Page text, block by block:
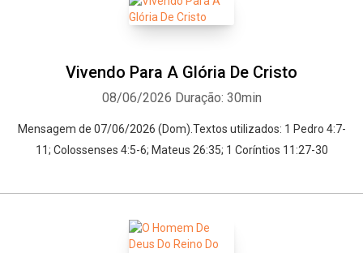
Vivendo Para A Glória De Cristo
08/06/2026 Duração: 30min
Mensagem de 07/06/2026 (Dom).Textos utilizados: 1 Pedro 4:7-
11; Colossenses 4:5-6; Mateus 26:35; 1 Coríntios 11:27-30